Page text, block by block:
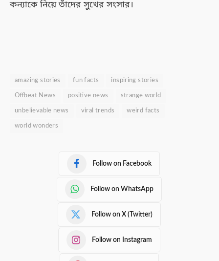
কন্যাকে নিয়ে তাঁদের সুখের সংসার।
amazing stories fun facts inspiring stories
Offbeat News positive news strange world
unbelievable news viral trends weird facts
world wonders
Follow on Facebook
Follow on WhatsApp
Follow on X (Twitter)
Follow on Instagram